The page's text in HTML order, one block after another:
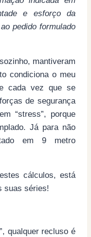
e esforço da
pedido formulado
mantiveram
condiciona o meu
cada vez que se
de segurança
“stress”, porque
Já para não
em 9 metro
cálculos, está
suas séries!
qualquer recluso é